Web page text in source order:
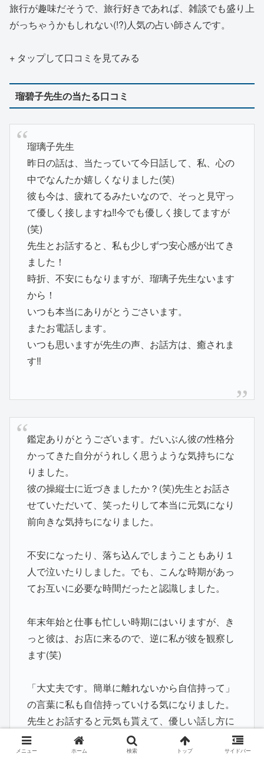
旅行が趣味だそうで、旅行好きであれば、雑談でも盛り上
がっちゃうかもしれない(!?)人気の占い師さんです。
+ タップして口コミを見てみる
瑠碧子先生の当たる口コミ
瑠璃子先生
昨日の話は、当たっていて今日話して、私、心の
中でなんたか嬉しくなりました(笑)
彼も今は、疲れてるみたいなので、そっと見守っ
て優しく接しますね‼今でも優しく接してますが
(笑)
先生とお話すると、私も少しずつ安心感が出てき
ました！
時折、不安にもなりますが、瑠璃子先生ないます
から！
いつも本当にありがとうごさいます。
またお電話します。
いつも思いますが先生の声、お話方は、癒されま
す‼
鑑定ありがとうございます。だいぶん彼の性格分
かってきた自分がうれしく思うような気持ちにな
りました。
彼の操縦士に近づきましたか？(笑)先生とお話さ
せていただいて、笑ったりして本当に元気になり
前向きな気持ちになりました。
不安になったり、落ち込んでしまうこともあり１
人で泣いたりしました。でも、こんな時期があっ
てお互いに必要な時間だったと認識しました。
年末年始と仕事も忙しい時期にはいりますが、き
っと彼は、お店に来るので、逆に私が彼を観察し
ます(笑)
「大丈夫です。簡単に離れないから自信持って」
の言葉に私も自信持っていける気になりました。
先生とお話すると元気も貰えて、優しい話し方に
癒されます。
先生からは、まだ卒業できませんが、見守ってく
メニュー ホーム 検索 トップ サイドバー